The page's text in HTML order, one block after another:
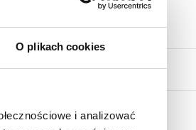
O plikach cookies
i analizować